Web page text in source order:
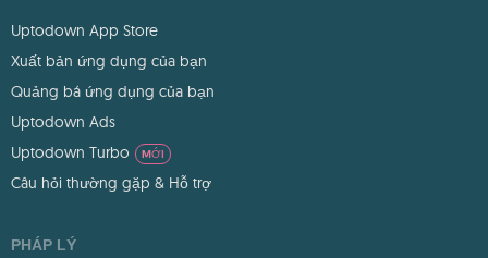
Uptodown App Store
Xuất bản ứng dụng của bạn
Quảng bá ứng dụng của bạn
Uptodown Ads
Uptodown Turbo
MỚI
Câu hỏi thường gặp & Hỗ trợ
PHÁP LÝ